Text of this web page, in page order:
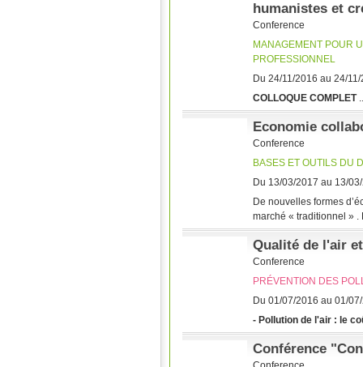
humanistes et
Conference
MANAGEMENT POUR
PROFESSIONNEL
Du 24/11/2016 au 24/
COLLOQUE COMPLET
Economie
Conference
BASES ET OUTILS DU
Du 13/03/2017 au 13/
De nouvelles formes
marché « traditionnel »
Qualité de l'air
Conference
PRÉVENTION DES
Du 01/07/2016 au 01/
- Pollution de l'air : le
Conférence